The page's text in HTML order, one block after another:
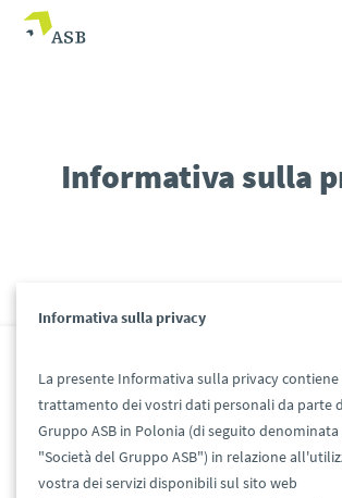
Informativa sulla
Informativa sulla privacy
La presente Informativa sulla privacy
trattamento dei vostri dati personali da parte
Gruppo ASB in Polonia (di seguito
"Società del Gruppo ASB") in relazione
vostra dei servizi disponibili sul sito web